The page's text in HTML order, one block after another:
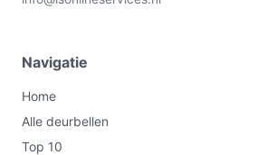
Navigatie
Home
Alle deurbellen
Top 10